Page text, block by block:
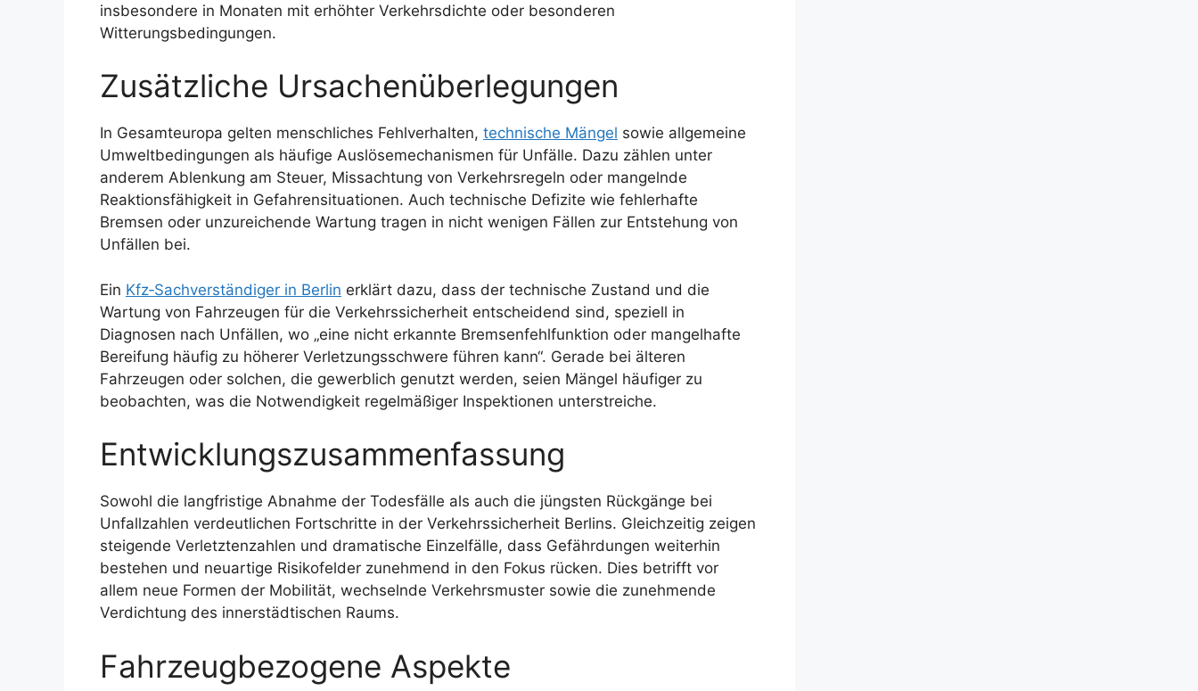
insbesondere in Monaten mit erhöhter Verkehrsdichte oder besonderen
Witterungsbedingungen.
Zusätzliche Ursachenüberlegungen
In Gesamteuropa gelten menschliches Fehlverhalten, technische Mängel sowie allgemeine
Umweltbedingungen als häufige Auslösemechanismen für Unfälle. Dazu zählen unter
anderem Ablenkung am Steuer, Missachtung von Verkehrsregeln oder mangelnde
Reaktionsfähigkeit in Gefahrensituationen. Auch technische Defizite wie fehlerhafte
Bremsen oder unzureichende Wartung tragen in nicht wenigen Fällen zur Entstehung von
Unfällen bei.
Ein Kfz‑Sachverständiger in Berlin erklärt dazu, dass der technische Zustand und die
Wartung von Fahrzeugen für die Verkehrssicherheit entscheidend sind, speziell in
Diagnosen nach Unfällen, wo „eine nicht erkannte Bremsenfehlfunktion oder mangelhafte
Bereifung häufig zu höherer Verletzungsschwere führen kann“. Gerade bei älteren
Fahrzeugen oder solchen, die gewerblich genutzt werden, seien Mängel häufiger zu
beobachten, was die Notwendigkeit regelmäßiger Inspektionen unterstreiche.
Entwicklungszusammenfassung
Sowohl die langfristige Abnahme der Todesfälle als auch die jüngsten Rückgänge bei
Unfallzahlen verdeutlichen Fortschritte in der Verkehrssicherheit Berlins. Gleichzeitig zeigen
steigende Verletztenzahlen und dramatische Einzelfälle, dass Gefährdungen weiterhin
bestehen und neuartige Risikofelder zunehmend in den Fokus rücken. Dies betrifft vor
allem neue Formen der Mobilität, wechselnde Verkehrsmuster sowie die zunehmende
Verdichtung des innerstädtischen Raums.
Fahrzeugbezogene Aspekte